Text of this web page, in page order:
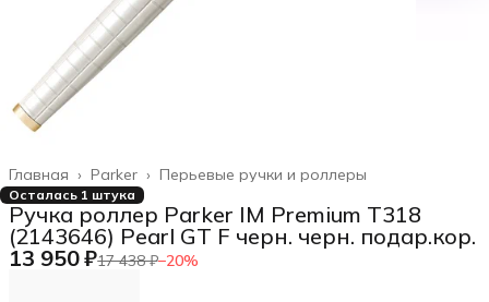
Перьевые ручки и роллеры
Parker ›
Главная ›
Осталась 1 штука
Ручка роллер Parker IM Premium T318
(2143646) Pearl GT F черн. черн. подар.кор.
13 950 ₽17 438 ₽−20%